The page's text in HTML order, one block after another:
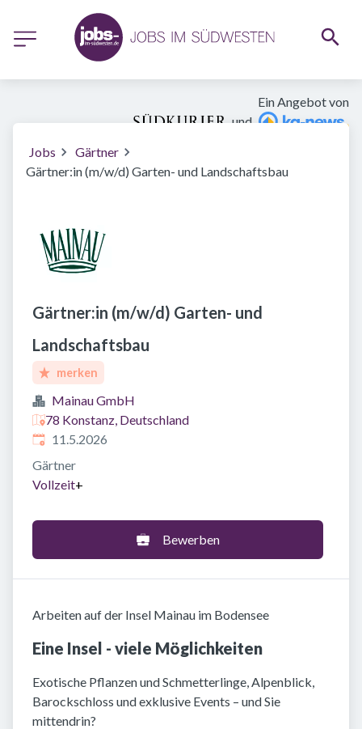
Ein Angebot von
und
Jobs
Gärtner
Gärtner:in (m/w/d) Garten- und Landschaftsbau
Gärtner:in (m/w/d) Garten- und
Landschaftsbau
merken
Mainau GmbH
78 Konstanz, Deutschland
Veröffentlicht
11.5.2026
Gärtner
Vollzeit+
Bewerben
Arbeiten auf der Insel Mainau im Bodensee
Eine Insel - viele Möglichkeiten
Exotische Pflanzen und Schmetterlinge, Alpenblick,
Barockschloss und exklusive Events – und Sie
mittendrin?